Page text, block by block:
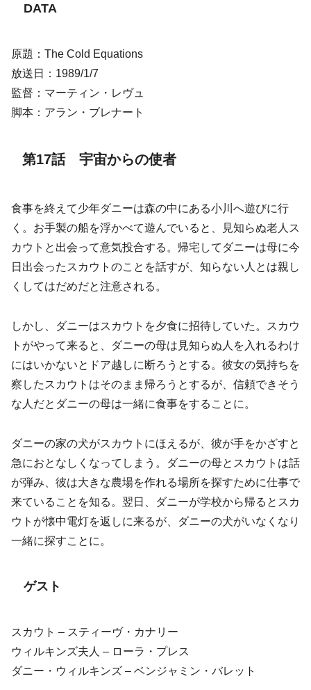
DATA
原題：The Cold Equations
放送日：1989/1/7
監督：マーティン・レヴュ
脚本：アラン・ブレナート
第17話 宇宙からの使者
食事を終えて少年ダニーは森の中にある小川へ遊びに行
く。お手製の船を浮かべて遊んでいると、見知らぬ老人ス
カウトと出会って意気投合する。帰宅してダニーは母に今
日出会ったスカウトのことを話すが、知らない人とは親し
くしてはだめだと注意される。
しかし、ダニーはスカウトを夕食に招待していた。スカウ
トがやって来ると、ダニーの母は見知らぬ人を入れるわけ
にはいかないとドア越しに断ろうとする。彼女の気持ちを
察したスカウトはそのまま帰ろうとするが、信頼できそう
な人だとダニーの母は一緒に食事をすることに。
ダニーの家の犬がスカウトにほえるが、彼が手をかざすと
急におとなしくなってしまう。ダニーの母とスカウトは話
が弾み、彼は大きな農場を作れる場所を探すために仕事で
来ていることを知る。翌日、ダニーが学校から帰るとスカ
ウトが懐中電灯を返しに来るが、ダニーの犬がいなくなり
一緒に探すことに。
ゲスト
スカウト – スティーヴ・カナリー
ウィルキンズ夫人 – ローラ・プレス
ダニー・ウィルキンズ – ベンジャミン・バレット